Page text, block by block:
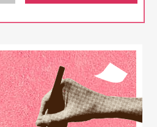
外交挫败之后，最后一根打
国，却选择了对岸的中华人
情激愤，长我4岁的哥哥边看
难再拯救大陆同胞，消灭万